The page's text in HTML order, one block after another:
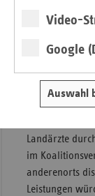
Video-
Google
Auswahl
und einem
Bereiche im
Dies wird auch
– unabhängig
Landärzte
im
anderenorts
Leistungen